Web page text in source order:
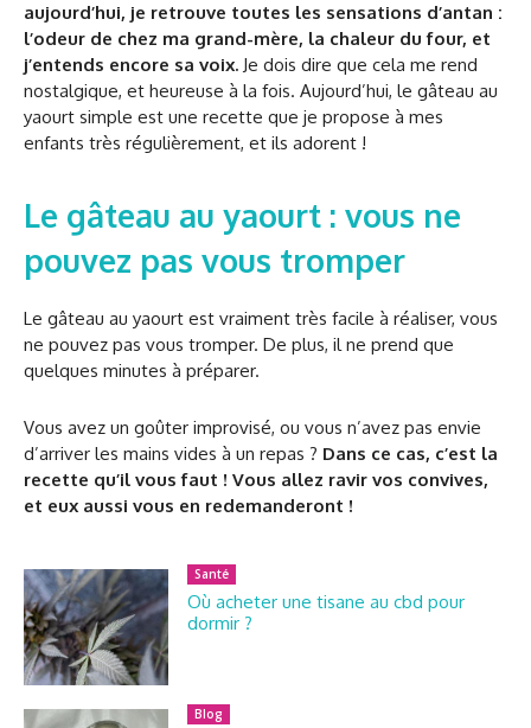
aujourd’hui, je retrouve toutes les sensations d’antan :
l’odeur de chez ma grand-mère, la chaleur du four, et
j’entends encore sa voix. Je dois dire que cela me rend
nostalgique, et heureuse à la fois. Aujourd’hui, le gâteau au
yaourt simple est une recette que je propose à mes
enfants très régulièrement, et ils adorent !
Le gâteau au yaourt : vous ne
pouvez pas vous tromper
Le gâteau au yaourt est vraiment très facile à réaliser, vous
ne pouvez pas vous tromper. De plus, il ne prend que
quelques minutes à préparer.
Vous avez un goûter improvisé, ou vous n’avez pas envie
d’arriver les mains vides à un repas ? Dans ce cas, c’est la
recette qu’il vous faut ! Vous allez ravir vos convives,
et eux aussi vous en redemanderont !
Santé
Où acheter une tisane au cbd pour
dormir ?
Blog